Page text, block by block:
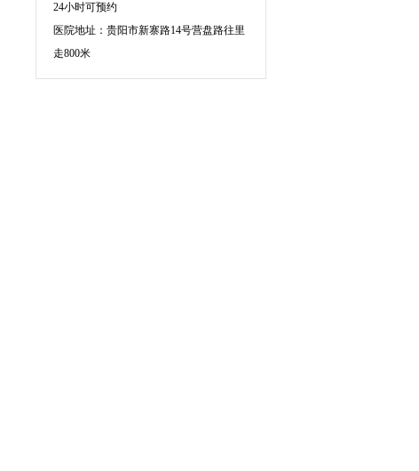
24小时可预约
医院地址：贵阳市新寨路14号营盘路往里
走800米